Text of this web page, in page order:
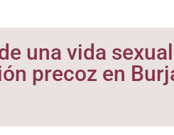
una vida
precoz en